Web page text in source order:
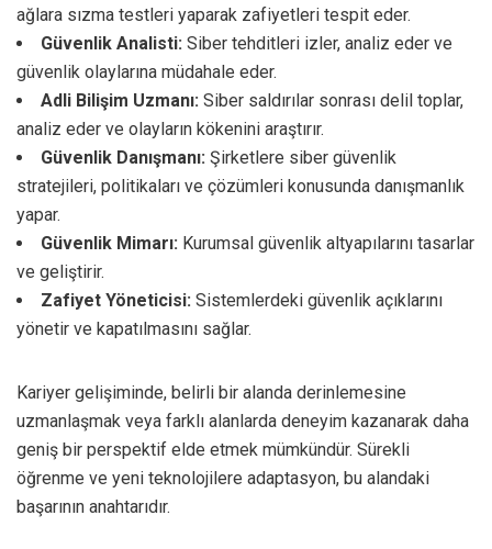
ağlara sızma testleri yaparak zafiyetleri tespit eder.
Güvenlik Analisti: Siber tehditleri izler, analiz eder ve
güvenlik olaylarına müdahale eder.
Adli Bilişim Uzmanı: Siber saldırılar sonrası delil toplar,
analiz eder ve olayların kökenini araştırır.
Güvenlik Danışmanı: Şirketlere siber güvenlik
stratejileri, politikaları ve çözümleri konusunda danışmanlık
yapar.
Güvenlik Mimarı: Kurumsal güvenlik altyapılarını tasarlar
ve geliştirir.
Zafiyet Yöneticisi: Sistemlerdeki güvenlik açıklarını
yönetir ve kapatılmasını sağlar.
Kariyer gelişiminde, belirli bir alanda derinlemesine
uzmanlaşmak veya farklı alanlarda deneyim kazanarak daha
geniş bir perspektif elde etmek mümkündür. Sürekli
öğrenme ve yeni teknolojilere adaptasyon, bu alandaki
başarının anahtarıdır.